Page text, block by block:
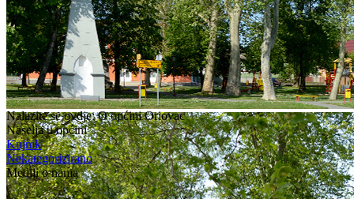
Nalazite se ovdje:O općini Oriovac
Naselja u općini
Kujnik
Nekategorizirano
Mediji o nama